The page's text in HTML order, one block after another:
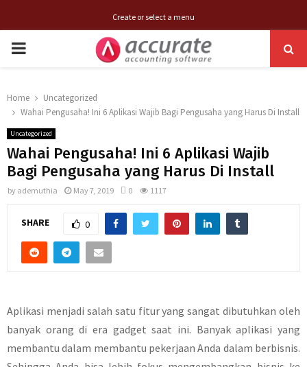
Create or select a menu
PRIMARY
Home
Uncategorized
Wahai Pengusaha! Ini 6 Aplikasi Wajib Bagi Pengusaha yang Harus Di Install
Uncategorized
Wahai Pengusaha! Ini 6 Aplikasi Wajib
Bagi Pengusaha yang Harus Di Install
by ademuthia May 7, 2019 0 1117
SHARE 0
Aplikasi menjadi salah satu fitur yang sangat dibutuhkan oleh
banyak orang di era gadget saat ini. Banyak aplikasi yang
membantu dalam membantu pekerjaan Anda dalam berbisnis.